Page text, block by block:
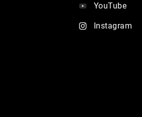
YouTube
Instagram